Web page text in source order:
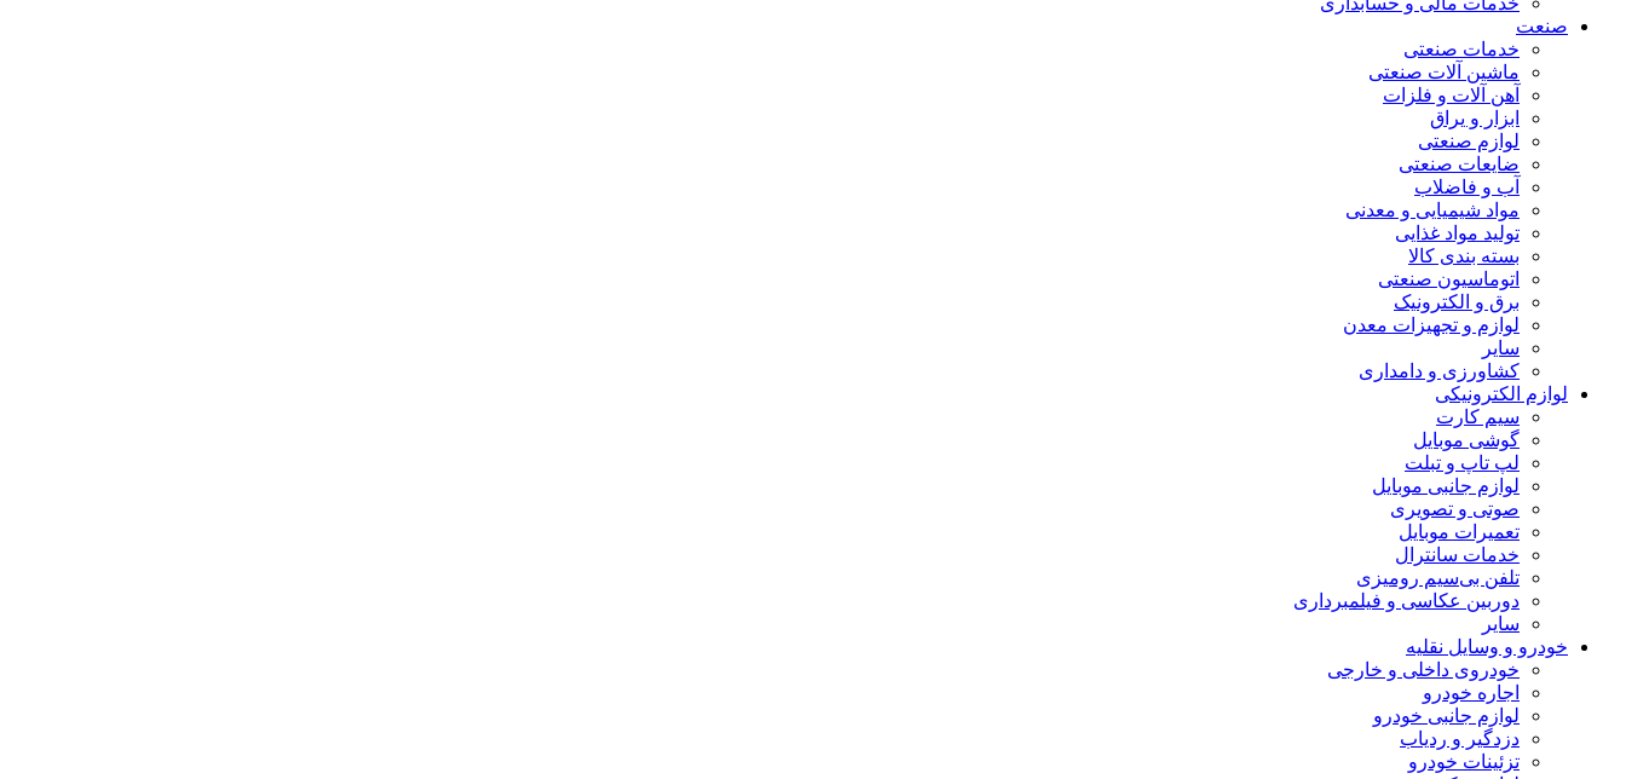
صنعت
خدمات صنعتی
ماشین آلات صنعتی
آهن آلات و فلزات
ابزار و یراق
لوازم صنعتی
ضایعات صنعتی
آب و فاضلاب
مواد شیمیایی و معدنی
تولید مواد غذایی
بسته بندی کالا
اتوماسیون صنعتی
برق و الکترونیک
لوازم و تجهیزات معدن
سایر
کشاورزی و دامداری
لوازم الکترونیکی
سیم کارت
گوشی موبایل
لپ تاپ و تبلت
لوازم جانبی موبایل
صوتی و تصویری
تعمیرات موبایل
خدمات سانترال
تلفن بی‌سیم رومیزی
دوربین عکاسی و فیلمبرداری
سایر
خودرو و وسایل نقلیه
خودروی داخلی و خارجی
اجاره خودرو
لوازم جانبی خودرو
دزدگیر و ردیاب
تزئینات خودرو